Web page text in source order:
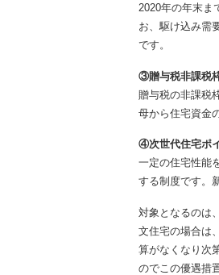
2020年の年末ま
お、駆け込み需
です。
③贈与税非課税
贈与税の非課税
母から住宅資金
④次世代住宅ポ
一定の住宅性能
する制度です。
対象となるのは
文住宅の場合は
算がなくなり次
のでこの優遇措